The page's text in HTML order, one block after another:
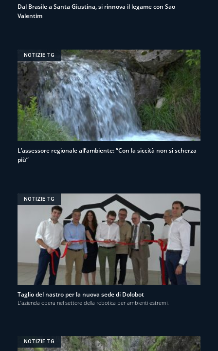
Dal Brasile a Santa Giustina, si rinnova il legame con Sao
Valentim
NOTIZIE TG
L’assessore regionale all’ambiente: “Con la siccità non si scherza
più”
NOTIZIE TG
Taglio del nastro per la nuova sede di Dolobot
L’azienda opera nel settore della robotica per ambienti estremi.
NOTIZIE TG